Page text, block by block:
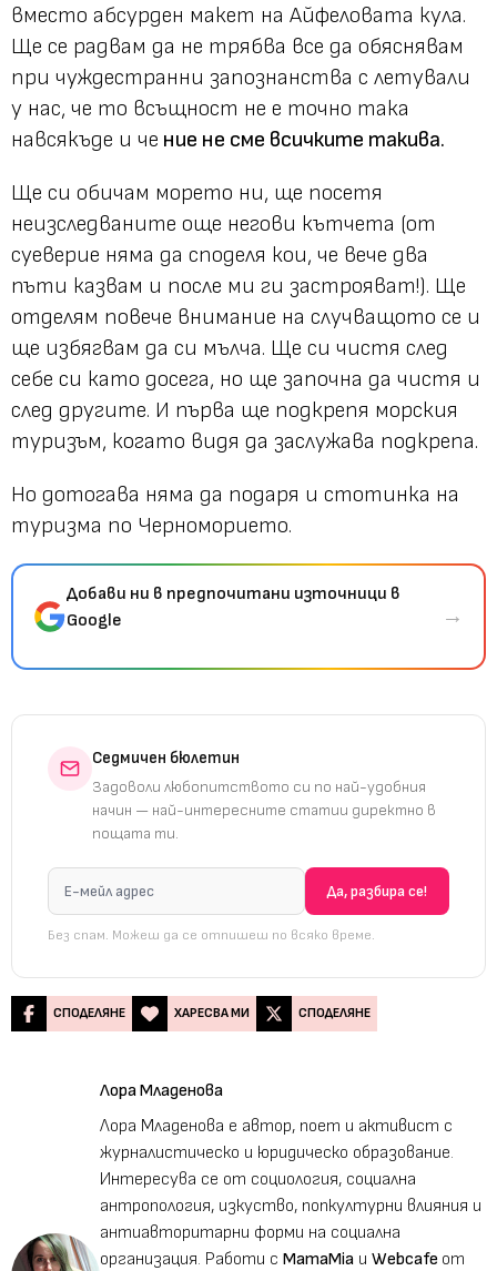
вместо абсурден макет на Айфеловата кула.
Ще се радвам да не трябва все да обяснявам
при чуждестранни запознанства с летували
у нас, че то всъщност не е точно така
навсякъде и че ние не сме всичките такива.
Ще си обичам морето ни, ще посетя
неизследваните още негови кътчета (от
суеверие няма да споделя кои, че вече два
пъти казвам и после ми ги застрояват!). Ще
отделям повече внимание на случващото се и
ще избягвам да си мълча. Ще си чистя след
себе си като досега, но ще започна да чистя и
след другите. И първа ще подкрепя морския
туризъм, когато видя да заслужава подкрепа.
Но дотогава няма да подаря и стотинка на
туризма по Черноморието.
Добави ни в предпочитани източници в
Google
→
Седмичен бюлетин
Задоволи любопитството си по най-удобния
начин — най-интересните статии директно в
пощата ти.
Без спам. Можеш да се отпишеш по всяко време.
СПОДЕЛЯНЕ ХАРЕСВА МИ СПОДЕЛЯНЕ
Лора Младенова
Лора Младенова е автор, поет и активист с
журналистическо и юридическо образование.
Интересува се от социология, социална
антропология, изкуство, попкултурни влияния и
антиавторитарни форми на социална
организация. Работи с MamaMia и Webcafe от